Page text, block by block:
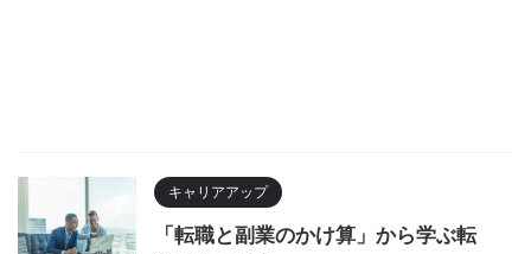
キャリアアップ
「転職と副業のかけ算」から学ぶ転